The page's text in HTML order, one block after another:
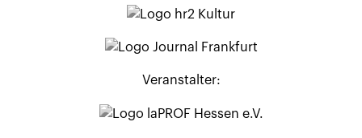
Veranstalter: